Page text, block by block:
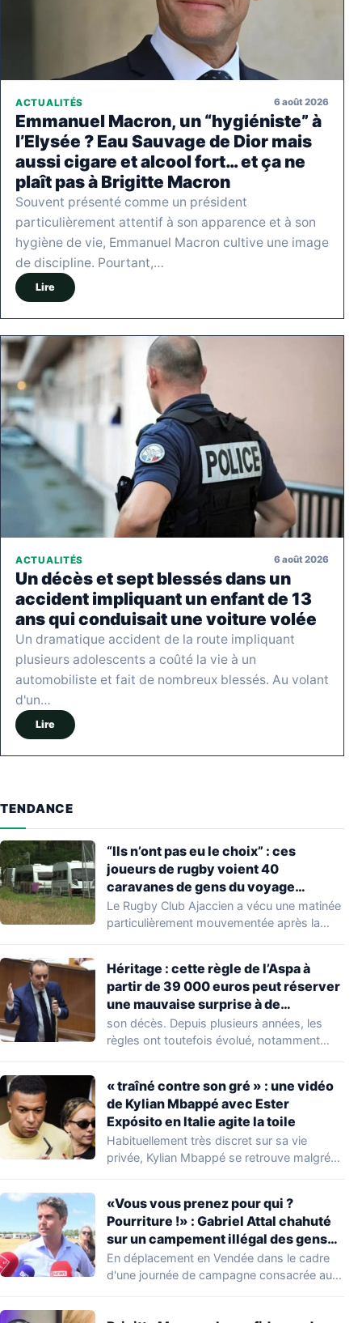
ACTUALITÉS 6 août 2026
Emmanuel Macron, un “hygiéniste” à
l’Elysée ? Eau Sauvage de Dior mais
aussi cigare et alcool fort… et ça ne
plaît pas à Brigitte Macron
Souvent présenté comme un président
particulièrement attentif à son apparence et à son
hygiène de vie, Emmanuel Macron cultive une image
de discipline. Pourtant,…
Lire
ACTUALITÉS 6 août 2026
Un décès et sept blessés dans un
accident impliquant un enfant de 13
ans qui conduisait une voiture volée
Un dramatique accident de la route impliquant
plusieurs adolescents a coûté la vie à un
automobiliste et fait de nombreux blessés. Au volant
d'un…
Lire
TENDANCE
“Ils n’ont pas eu le choix” : ces
joueurs de rugby voient 40
caravanes de gens du voyage
s’installer dans leur stade, ils les
délogent en moins d’1 heure
Le Rugby Club Ajaccien a vécu une matinée
particulièrement mouvementée après la
Héritage : cette règle de l’Aspa à
partir de 39 000 euros peut réserver
une mauvaise surprise à de
nombreuses familles
son décès. Depuis plusieurs années, les
règles ont toutefois évolué, notamment
« traîné contre son gré » : une vidéo
de Kylian Mbappé avec Ester
Expósito en Italie agite la toile
Habituellement très discret sur sa vie
privée, Kylian Mbappé se retrouve malgré
«Vous vous prenez pour qui ?
Pourriture !» : Gabriel Attal chahuté
sur un campement illégal des gens
du voyage
En déplacement en Vendée dans le cadre
d'une journée de campagne consacrée aux